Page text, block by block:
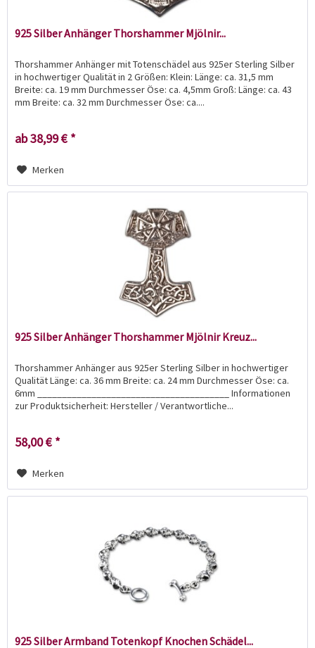
925 Silber Anhänger Thorshammer Mjölnir...
Thorshammer Anhänger mit Totenschädel aus 925er Sterling Silber
in hochwertiger Qualität in 2 Größen: Klein: Länge: ca. 31,5 mm
Breite: ca. 19 mm Durchmesser Öse: ca. 4,5mm Groß: Länge: ca. 43
mm Breite: ca. 32 mm Durchmesser Öse: ca....
ab 38,99 € *
Merken
925 Silber Anhänger Thorshammer Mjölnir Kreuz...
Thorshammer Anhänger aus 925er Sterling Silber in hochwertiger
Qualität Länge: ca. 36 mm Breite: ca. 24 mm Durchmesser Öse: ca.
6mm _______________________________________ Informationen
zur Produktsicherheit: Hersteller / Verantwortliche...
58,00 € *
Merken
925 Silber Armband Totenkopf Knochen Schädel...